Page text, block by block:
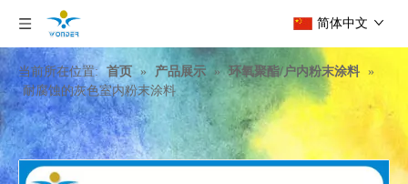
简体中文
当前所在位置: 首页 » 产品展示 » 环氧聚酯/户内粉末涂料 »
耐腐蚀的灰色室内粉末涂料